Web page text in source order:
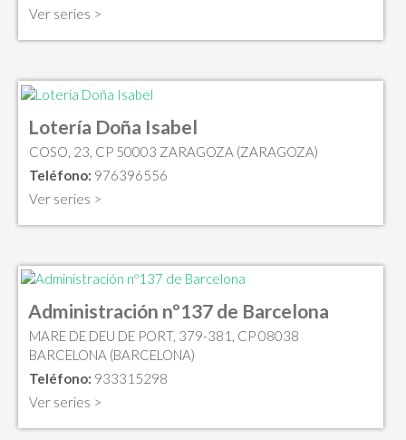
Ver series >
Lotería Doña Isabel
COSO, 23, CP 50003 ZARAGOZA (ZARAGOZA)
Teléfono: 976396556
Ver series >
Administración nº137 de Barcelona
MARE DE DEU DE PORT, 379-381, CP 08038
BARCELONA (BARCELONA)
Teléfono: 933315298
Ver series >